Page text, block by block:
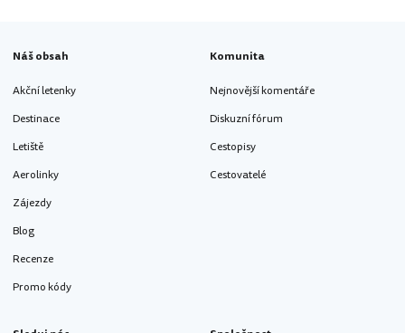
Náš obsah
Akční letenky
Destinace
Letiště
Aerolinky
Zájezdy
Blog
Recenze
Promo kódy
Komunita
Nejnovější komentáře
Diskuzní fórum
Cestopisy
Cestovatelé